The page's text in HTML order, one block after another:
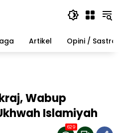
Artikel Opini / Sastra
Wabup
Islamiyah
629